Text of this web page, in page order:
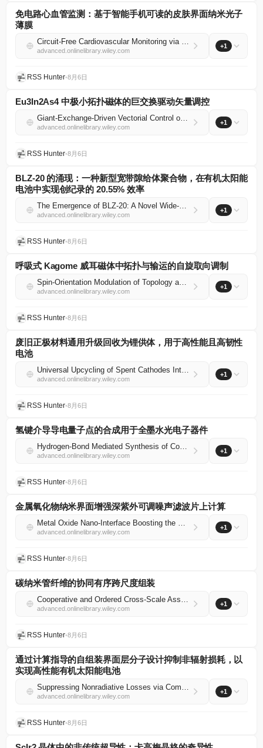
免电路心血管监测：基于智能手机可读的皮肤界面纳米光子
薄膜
Circuit‐Free Cardiovascular Monitoring via Smartphone‐Readable Skin‐Interfaced Nanophotonic Films
advanced.onlinelibrary.wiley.com
+1
RSS Hunter•8月6日
Eu3In2As4 中极小拓扑磁体的巨交换驱动矢量调控
Giant‐Exchange‐Driven Vectorial Control of a Minimal Topological Magnet in Eu3In2As4
advanced.onlinelibrary.wiley.com
+1
RSS Hunter•8月6日
BLZ‐20 的涌现：一种新型宽带隙给体聚合物，在有机太阳能
电池中实现创纪录的 20.55% 效率
The Emergence of BLZ‐20: A Novel Wide‐Bandgap Donor Polymer Achieving a Record 20.55% Efficiency in Organic Solar Cells
advanced.onlinelibrary.wiley.com
+1
RSS Hunter•8月6日
呼吸式 Kagome 威耳磁体中拓扑与输运的自旋取向调制
Spin‐Orientation Modulation of Topology and Transport in a Breathing‐Kagome Weyl Magnet
advanced.onlinelibrary.wiley.com
+1
RSS Hunter•8月6日
废旧正极材料通用升级回收为锂供体，用于高性能且高韧性
电池
Universal Upcycling of Spent Cathodes Into Lithium Donors for High‐Performance and Resilient Batteries
advanced.onlinelibrary.wiley.com
+1
RSS Hunter•8月6日
氢键介导导电量子点的合成用于全墨水光电子器件
Hydrogen‐Bond Mediated Synthesis of Conductive Quantum Dots for All‐Ink Optoelectronic Devices
advanced.onlinelibrary.wiley.com
+1
RSS Hunter•8月6日
金属氧化物纳米界面增强深紫外可调噪声滤波片上计算
Metal Oxide Nano‐Interface Boosting the Deep Ultraviolet Adjustable Noise‐Filtering In‐Sensor Computing
advanced.onlinelibrary.wiley.com
+1
RSS Hunter•8月6日
碳纳米管纤维的协同有序跨尺度组装
Cooperative and Ordered Cross‐Scale Assembly of Carbon Nanotube Fibers
advanced.onlinelibrary.wiley.com
+1
RSS Hunter•8月6日
通过计算指导的自组装界面层分子设计抑制非辐射损耗，以
实现高性能有机太阳能电池
Suppressing Nonradiative Losses via Computation‐Guided Molecular Design of Self‐Assembled Interfacial Layers for High‐Performance Organic Solar Cells
advanced.onlinelibrary.wiley.com
+1
RSS Hunter•8月6日